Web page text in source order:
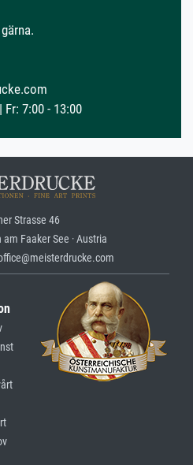
Fr: 7:00 - 13:00
Strasse 46
Faaker See · Austria